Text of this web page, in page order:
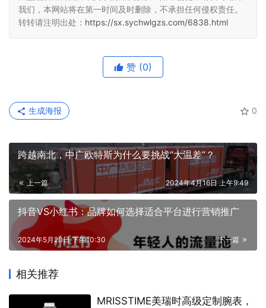
我们，本网站将在第一时间及时删除，不承担任何侵权责任。
转转请注明出处： https://sx.sychwlgzs.com/6838.html
赞 (0)
0
生成海报
跨越南北，中广欧特斯为什么要挑战“大温差”？
上一篇 2024年4月16日 上午9:49
抖音VS小红书：品牌如何选择适合平台进行营销推广
下一篇
2024年5月20日 下午10:30
相关推荐
MRISSTIME美瑞时高级定制腕表，